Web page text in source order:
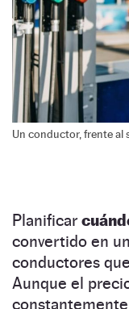
Un conductor, frente al
Planificar
convertido en
conductores
Aunque el